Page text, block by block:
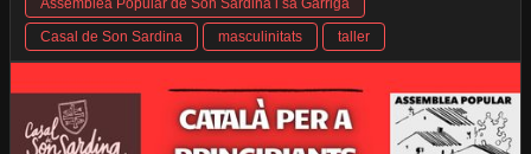
Assemblea Popular de Son Sardina i sa Garriga
Casal de Son Sardina
masculinitats taller